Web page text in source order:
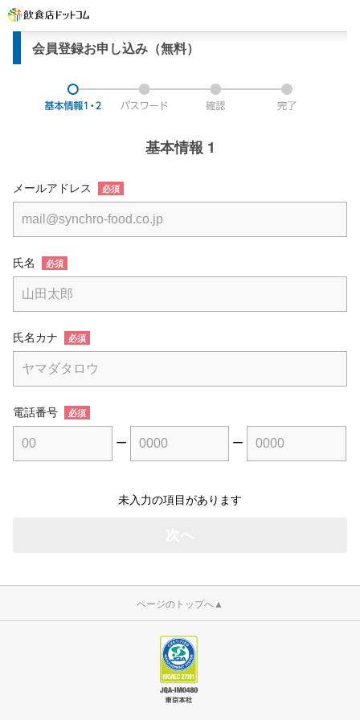
会員登録お申し込み（無料）
基本情報 1
メールアドレス 必須
氏名 必須
氏名カナ 必須
電話番号 必須
ー ー
未入力の項目があります
ページのトップへ▲